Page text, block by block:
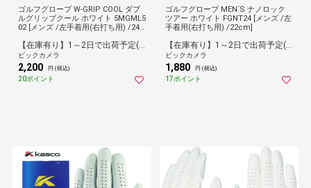
ゴルフグローブ W-GRIP COOL ダブ
ルグリップクール ホワイト 5MGML5
02 [メンズ /左手着用(右打ち用) /24c
ビックカメラ
2,200 円 (税込)
20ポイント
ゴルフグローブ MEN´S ナノロック
ツアー ホワイト FGNT24 [メンズ /左
手着用(右打ち用) /22cm]
ビックカメラ
1,880 円 (税込)
17ポイント